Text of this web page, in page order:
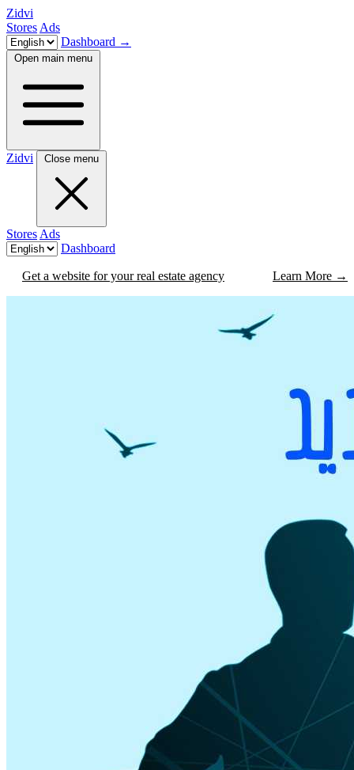
Zidvi
Stores Ads
Dashboard →
Open main menu
Zidvi Close menu
Stores Ads
Dashboard
Get a website for your real estate agency Learn More →